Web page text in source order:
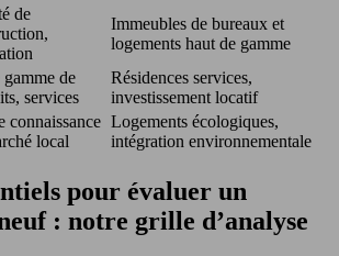
de
Immeubles de bureaux et
logements haut de gamme
de
services
Résidences services,
investissement locatif
connaissance
local
Logements écologiques,
intégration environnementale
pour évaluer un
: notre grille d’analyse